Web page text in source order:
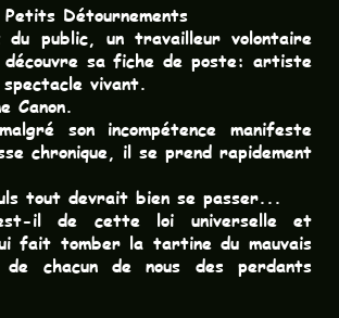
Détournements
du public, un travailleur volontaire
sa fiche de poste: artiste
vivant.
Canon.
son incompétence manifeste
chronique, il se prend rapidement
tout devrait bien se passer...
il de cette loi universelle et
fait tomber la tartine du mauvais
chacun de nous des perdants